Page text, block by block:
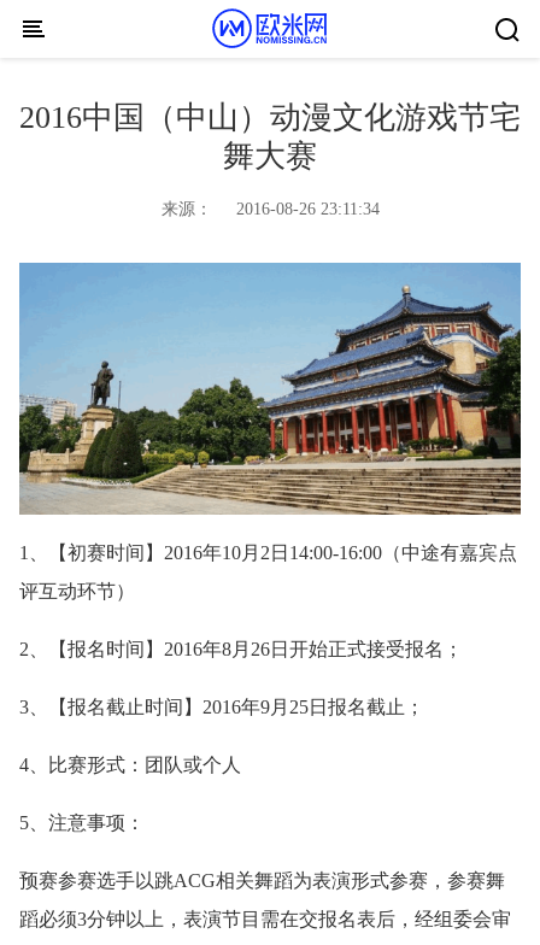
Skip to content
2016中国（中山）动漫文化游戏节宅
舞大赛
来源： 2016-08-26 23:11:34
1、【初赛时间】2016年10月2日14:00-16:00（中途有嘉宾点
评互动环节）
2、【报名时间】2016年8月26日开始正式接受报名；
3、【报名截止时间】2016年9月25日报名截止；
4、比赛形式：团队或个人
5、注意事项：
预赛参赛选手以跳ACG相关舞蹈为表演形式参赛，参赛舞
蹈必须3分钟以上，表演节目需在交报名表后，经组委会审